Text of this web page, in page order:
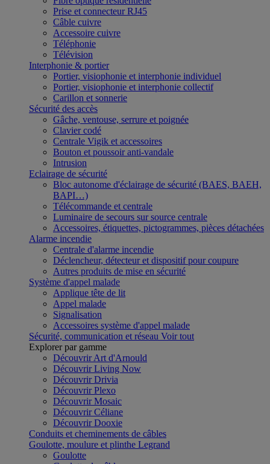
Prise et connecteur RJ45
Câble cuivre
Accessoire cuivre
Téléphonie
Télévision
Interphonie & portier
Portier, visiophonie et interphonie individuel
Portier, visiophonie et interphonie collectif
Carillon et sonnerie
Sécurité des accès
Gâche, ventouse, serrure et poignée
Clavier codé
Centrale Vigik et accessoires
Bouton et poussoir anti-vandale
Intrusion
Eclairage de sécurité
Bloc autonome d'éclairage de sécurité (BAES, BAEH,
BAPI…)
Télécommande et centrale
Luminaire de secours sur source centrale
Accessoires, étiquettes, pictogrammes, pièces détachées
Alarme incendie
Centrale d'alarme incendie
Déclencheur, détecteur et dispositif pour coupure
Autres produits de mise en sécurité
Système d'appel malade
Applique tête de lit
Appel malade
Signalisation
Accessoires système d'appel malade
Sécurité, communication et réseau Voir tout
Explorer par gamme
Découvrir Art d'Arnould
Découvrir Living Now
Découvrir Drivia
Découvrir Plexo
Découvrir Mosaic
Découvrir Céliane
Découvrir Dooxie
Conduits et cheminements de câbles
Goulotte, moulure et plinthe Legrand
Goulotte